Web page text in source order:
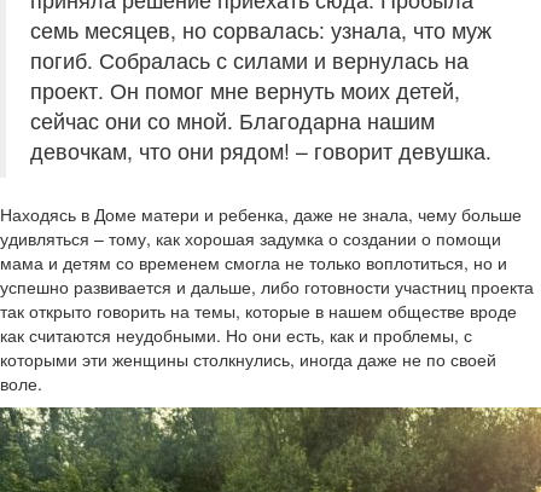
семь месяцев, но сорвалась: узнала, что муж
погиб. Собралась с силами и вернулась на
проект. Он помог мне вернуть моих детей,
сейчас они со мной. Благодарна нашим
девочкам, что они рядом! – говорит девушка.
Находясь в Доме матери и ребенка, даже не знала, чему больше
удивляться – тому, как хорошая задумка о создании о помощи
мама и детям со временем смогла не только воплотиться, но и
успешно развивается и дальше, либо готовности участниц проекта
так открыто говорить на темы, которые в нашем обществе вроде
как считаются неудобными. Но они есть, как и проблемы, с
которыми эти женщины столкнулись, иногда даже не по своей
воле.